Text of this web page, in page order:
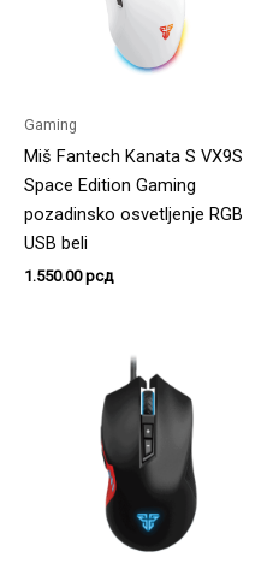
Gaming
Miš Fantech Kanata S VX9S
Space Edition Gaming
pozadinsko osvetljenje RGB
USB beli
1.550.00рсд